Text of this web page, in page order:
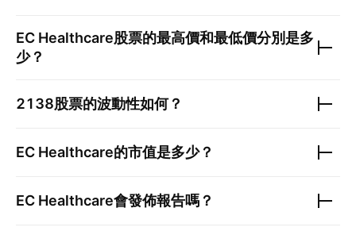
EC Healthcare股票的最高價和最低價分別是多
少？
2138股票的波動性如何？
EC Healthcare的市值是多少？
EC Healthcare會發佈報告嗎？